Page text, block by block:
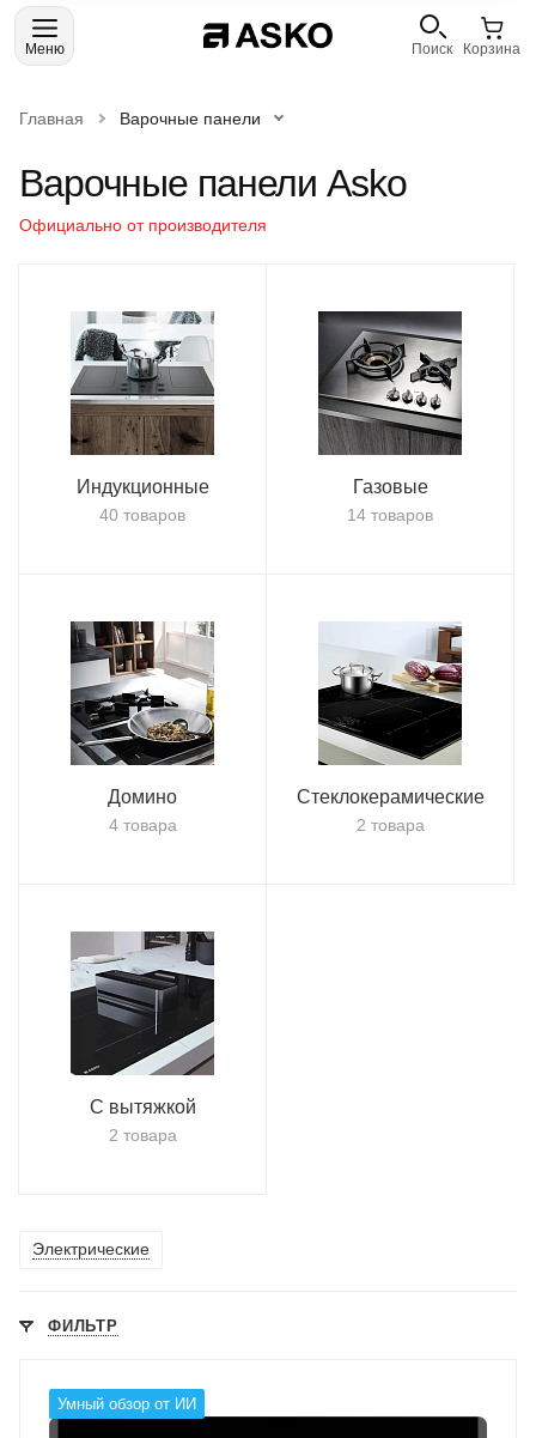
Меню Поиск Корзина
Варочные панели Asko
Официально от производителя
Главная Варочные панели
Индукционные
40 товаров
Газовые
14 товаров
Домино
4 товара
Стеклокерамические
2 товара
С вытяжкой
2 товара
Электрические
ФИЛЬТР
Умный обзор от ИИ